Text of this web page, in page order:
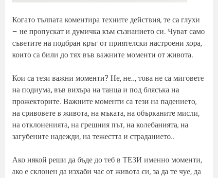
Когато тълпата коментира техните действия, те са глухи
– не пропускат и думичка към съзнанието си. Чуват само
съветите на подбран кръг от приятелски настроени хора,
които са били до тях във важните моменти от живота.
Кои са тези важни моменти? Не, не.., това не са миговете
на подиума, във вихъра на танца и под блясъка на
прожекторите. Важните моменти са тези на падението,
на сривовете в живота, на мъката, на обърканите мисли,
на отклоненията, на грешния път, на колебанията, на
загубените надежди, на тежестта и страданието..
Ако някой реши да бъде до теб в ТЕЗИ именно моменти,
ако е склонен да изхаби час от живота си, за да те чуе, да